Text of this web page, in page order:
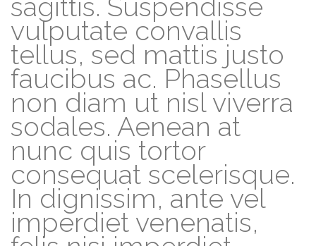
sagittis. Suspendisse
vulputate convallis
tellus, sed mattis justo
faucibus ac. Phasellus
non diam ut nisl viverra
sodales. Aenean at
nunc quis tortor
consequat scelerisque.
In dignissim, ante vel
imperdiet venenatis,